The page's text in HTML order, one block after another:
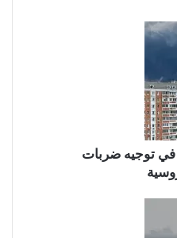
ب
في توجيه ضربات